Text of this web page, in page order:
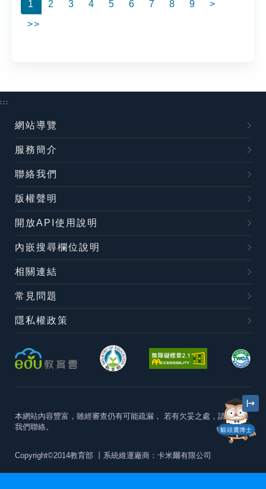
1 2 3 4 5 6 7 8 9
>
>>
貓頭鷹博士
:::
網站導覽
服務簡介
聯絡我們
版權聲明
開放API使用說明
內嵌搜尋欄位說明
相關連結
常見問題
隱私權政策
本網站內容豐富，雖經審查仍有可能疏漏， 若有欠妥之處，請隨時與
我們聯絡。
Copyright©2014教育部 丨系統維運廠商：卡米爾有限公司